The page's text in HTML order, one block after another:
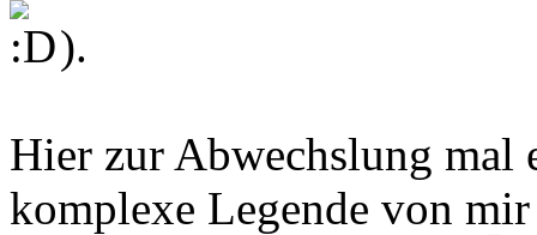
).
Hier zur Abwechslung mal
komplexe Legende von